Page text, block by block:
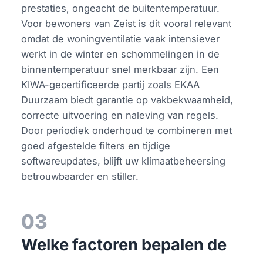
prestaties, ongeacht de buitentemperatuur.
Voor bewoners van Zeist is dit vooral relevant
omdat de woningventilatie vaak intensiever
werkt in de winter en schommelingen in de
binnentemperatuur snel merkbaar zijn. Een
KIWA-gecertificeerde partij zoals EKAA
Duurzaam biedt garantie op vakbekwaamheid,
correcte uitvoering en naleving van regels.
Door periodiek onderhoud te combineren met
goed afgestelde filters en tijdige
softwareupdates, blijft uw klimaatbeheersing
betrouwbaarder en stiller.
03
Welke factoren bepalen de